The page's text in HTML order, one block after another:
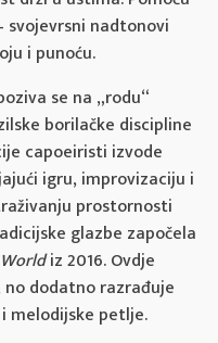
nadtonovi
i punoću.
se na „rodu“
borilačke discipline
capoeiristi izvode
igru, improvizaciju i
prostornosti
glazbe započela
iz 2016. Ovdje
dodatno razrađuje
melodijske petlje.